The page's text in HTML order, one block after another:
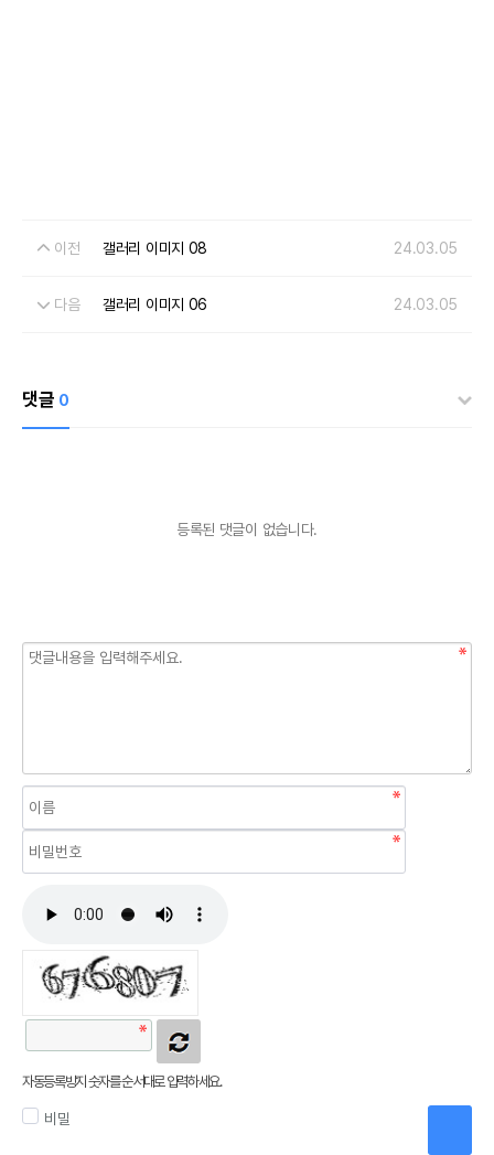
이전 갤러리 이미지 08 24.03.05
다음 갤러리 이미지 06 24.03.05
댓글 0
등록된 댓글이 없습니다.
자동등록방지 숫자를 순서대로 입력하세요.
비밀